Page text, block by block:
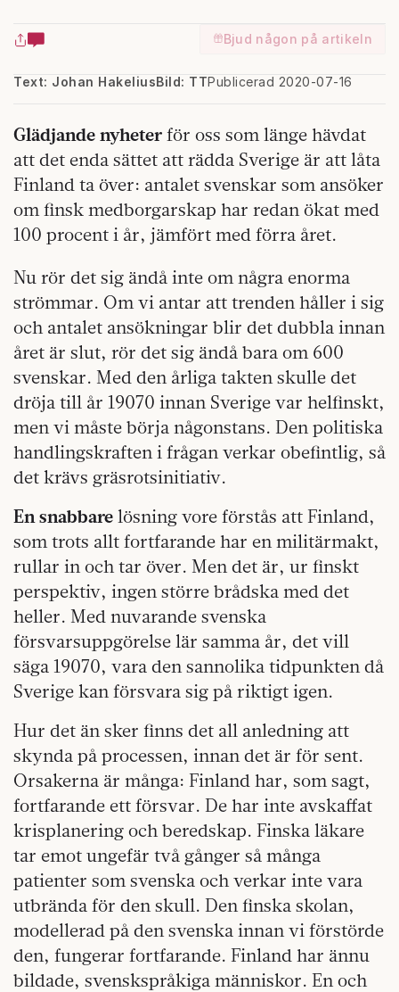
Bjud någon på artikeln
Text: Johan Hakelius Publicerad 2020-07-16
Bild: TT
Glädjande nyheter för oss som länge hävdat
att det enda sättet att rädda Sverige är att låta
Finland ta över: antalet svenskar som ansöker
om finsk medborgarskap har redan ökat med
100 procent i år, jämfört med förra året.
Nu rör det sig ändå inte om några enorma
strömmar. Om vi antar att trenden håller i sig
och antalet ansökningar blir det dubbla innan
året är slut, rör det sig ändå bara om 600
svenskar. Med den årliga takten skulle det
dröja till år 19070 innan Sverige var helfinskt,
men vi måste börja någonstans. Den politiska
handlingskraften i frågan verkar obefintlig, så
det krävs gräsrotsinitiativ.
En snabbare lösning vore förstås att Finland,
som trots allt fortfarande har en militärmakt,
rullar in och tar över. Men det är, ur finskt
perspektiv, ingen större brådska med det
heller. Med nuvarande svenska
försvarsuppgörelse lär samma år, det vill
säga 19070, vara den sannolika tidpunkten då
Sverige kan försvara sig på riktigt igen.
Hur det än sker finns det all anledning att
skynda på processen, innan det är för sent.
Orsakerna är många: Finland har, som sagt,
fortfarande ett försvar. De har inte avskaffat
krisplanering och beredskap. Finska läkare
tar emot ungefär två gånger så många
patienter som svenska och verkar inte vara
utbrända för den skull. Den finska skolan,
modellerad på den svenska innan vi förstörde
den, fungerar fortfarande. Finland har ännu
bildade, svenskspråkiga människor. En och